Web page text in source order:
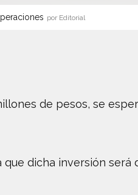
por Editorial
de pesos, se
dicha inversión será